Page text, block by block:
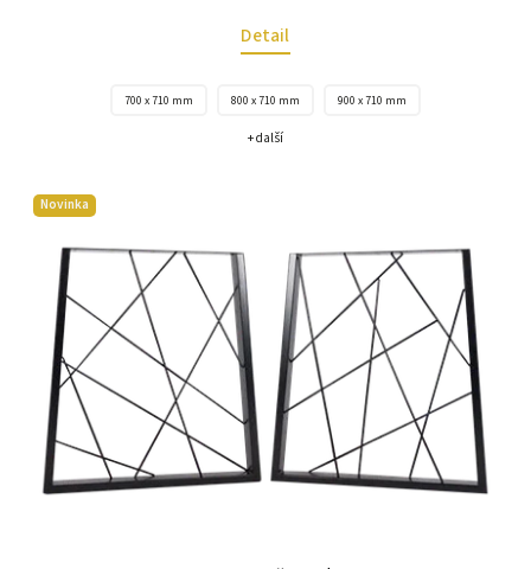
Detail
700 x 710 mm 800 x 710 mm 900 x 710 mm
+ další
Novinka